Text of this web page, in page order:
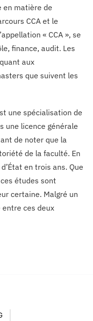
en matière de
CCA et le
« CCA », se
finance, audit. Les
aux
que suivent les
une spécialisation de
une licence générale
de noter que la
de la faculté. En
en trois ans. Que
études sont
certaine. Malgré un
ces deux